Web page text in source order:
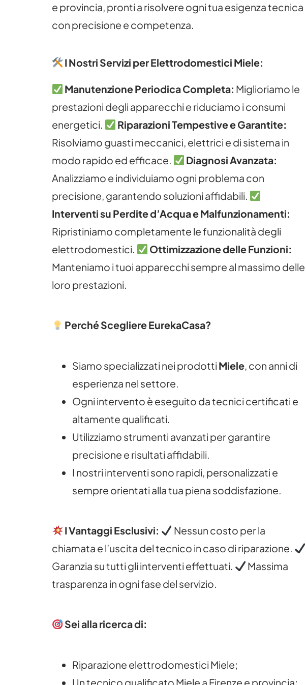
e provincia, pronti a risolvere ogni tua esigenza tecnica
con precisione e competenza.
I Nostri Servizi per Elettrodomestici Miele:
Manutenzione Periodica Completa: Miglioriamo le
prestazioni degli apparecchi e riduciamo i consumi
energetici.
Riparazioni Tempestive e Garantite:
Risolviamo guasti meccanici, elettrici e di sistema in
modo rapido ed efficace.
Diagnosi Avanzata:
Analizziamo e individuiamo ogni problema con
precisione, garantendo soluzioni affidabili.
Interventi su Perdite d’Acqua e Malfunzionamenti:
Ripristiniamo completamente le funzionalità degli
elettrodomestici.
Ottimizzazione delle Funzioni:
Manteniamo i tuoi apparecchi sempre al massimo delle
loro prestazioni.
Perché Scegliere EurekaCasa?
Siamo specializzati nei prodotti Miele, con anni di
esperienza nel settore.
Ogni intervento è eseguito da tecnici certificati e
altamente qualificati.
Utilizziamo strumenti avanzati per garantire
precisione e risultati affidabili.
I nostri interventi sono rapidi, personalizzati e
sempre orientati alla tua piena soddisfazione.
I Vantaggi Esclusivi:
Nessun costo per la
chiamata e l’uscita del tecnico in caso di riparazione.
Garanzia su tutti gli interventi effettuati.
Massima
trasparenza in ogni fase del servizio.
Sei alla ricerca di:
Riparazione elettrodomestici Miele;
Un tecnico qualificato Miele a Firenze e provincia;